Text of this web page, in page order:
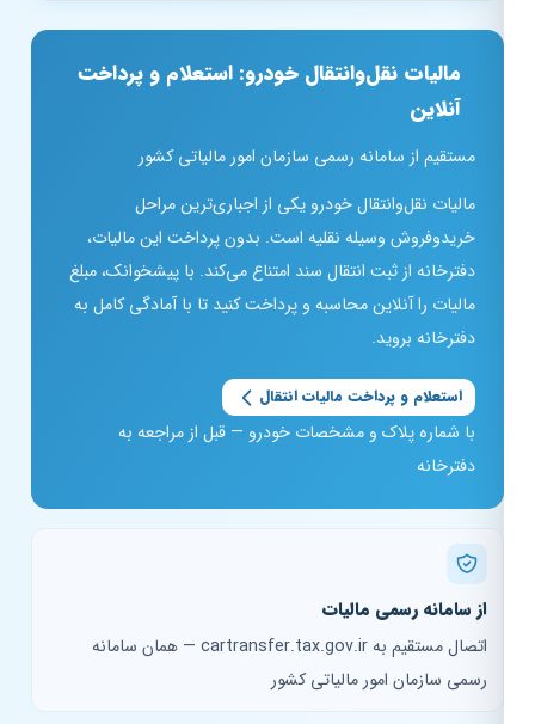
مالیات نقل‌وانتقال خودرو: استعلام و پرداخت
آنلاین
مستقیم از سامانه رسمی سازمان امور مالیاتی کشور
مالیات نقل‌وانتقال خودرو یکی از اجباری‌ترین مراحل
خریدوفروش وسیله نقلیه است. بدون پرداخت این مالیات،
دفترخانه از ثبت انتقال سند امتناع می‌کند. با پیشخوانک، مبلغ
مالیات را آنلاین محاسبه و پرداخت کنید تا با آمادگی کامل به
دفترخانه بروید.
استعلام و پرداخت مالیات انتقال
با شماره پلاک و مشخصات خودرو — قبل از مراجعه به
دفترخانه
از سامانه رسمی مالیات
اتصال مستقیم به cartransfer.tax.gov.ir — همان سامانه
رسمی سازمان امور مالیاتی کشور